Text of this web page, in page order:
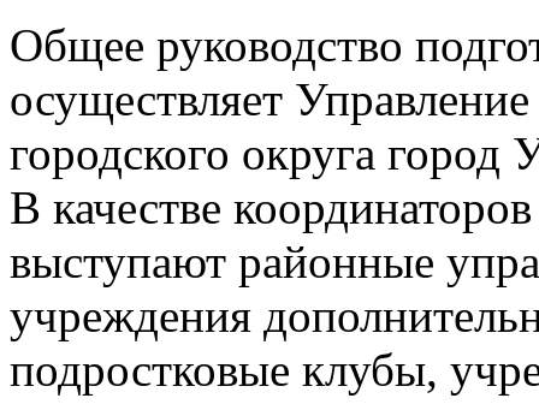
Общее руководство
осуществляет
городского округа
В качестве
выступают районные
учреждения
подростковые клубы,